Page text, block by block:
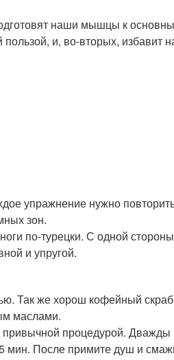
наши мышцы к
и, во-вторых, избавит
упражнение нужно
зон.
по-турецки. С одной
и упругой.
Так же хорош кофейный
маслами.
процедурой.
мин. После примите душ и